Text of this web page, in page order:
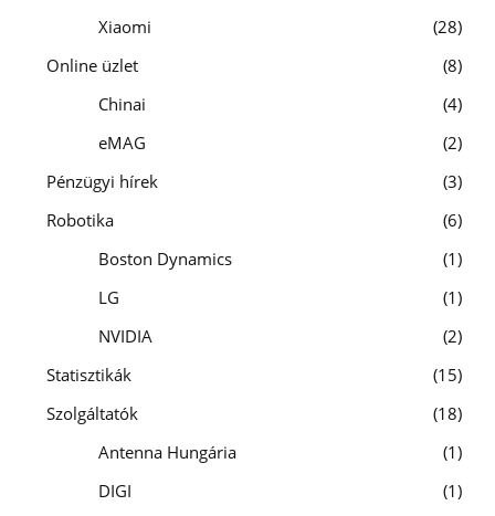
Xiaomi
28
Online üzlet
8
Chinai
4
eMAG
2
Pénzügyi hírek
3
Robotika
6
Boston Dynamics
1
LG
1
NVIDIA
2
Statisztikák
15
Szolgáltatók
18
Antenna Hungária
1
DIGI
1